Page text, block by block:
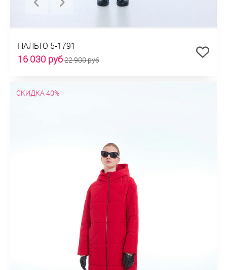
ПАЛЬТО 5-1791
16 030 руб22 900 руб
СКИДКА 40%